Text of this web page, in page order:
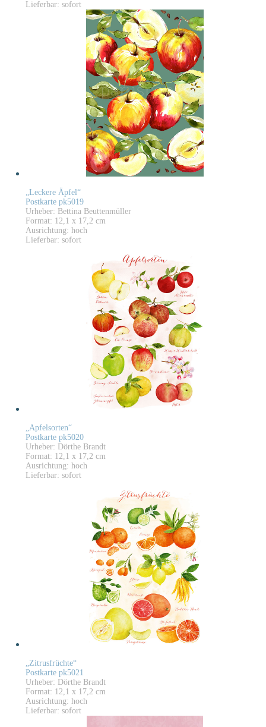
Lieferbar: sofort
„Leckere Äpfel“
Postkarte pk5019
Urheber: Bettina Beuttenmüller
Format: 12,1 x 17,2 cm
Ausrichtung: hoch
Lieferbar: sofort
„Apfelsorten“
Postkarte pk5020
Urheber: Dörthe Brandt
Format: 12,1 x 17,2 cm
Ausrichtung: hoch
Lieferbar: sofort
„Zitrusfrüchte“
Postkarte pk5021
Urheber: Dörthe Brandt
Format: 12,1 x 17,2 cm
Ausrichtung: hoch
Lieferbar: sofort